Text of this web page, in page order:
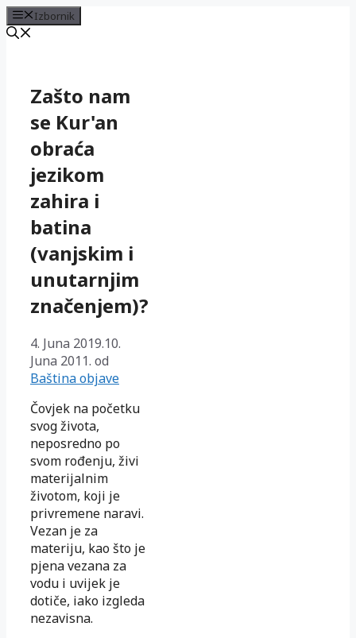
Izbornik
sadržajZašto nam
se Kur'an
obraća
jezikom
zahira i
batina
(vanjskim i
unutarnjim
značenjem)?
4. Juna 2019.10.
Juna 2011. od
Baština objave
Čovjek na po­četku
svog života,
neposredno po
svom rođenju, živi
materijalnim
životom, koji je
privremene naravi.
Vezan je za
materiju, kao što je
pjena vezana za
vodu i uvijek je
dotiče, iako izgleda
nezavisna.